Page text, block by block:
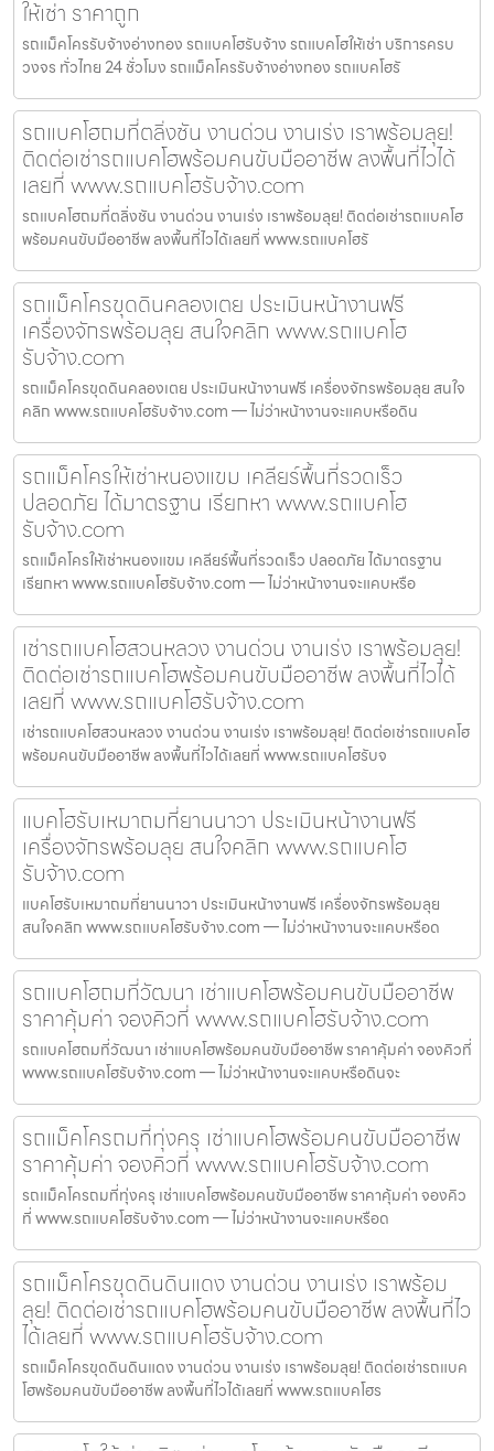
ให้เช่า ราคาถูก
รถแม็คโครรับจ้างอ่างทอง รถแบคโฮรับจ้าง รถแบคโฮให้เช่า บริการครบ
วงจร ทั่วไทย 24 ชั่วโมง รถแม็คโครรับจ้างอ่างทอง รถแบคโฮรั
รถแบคโฮถมที่ตลิ่งชัน งานด่วน งานเร่ง เราพร้อมลุย!
ติดต่อเช่ารถแบคโฮพร้อมคนขับมืออาชีพ ลงพื้นที่ไวได้
เลยที่ www.รถแบคโฮรับจ้าง.com
รถแบคโฮถมที่ตลิ่งชัน งานด่วน งานเร่ง เราพร้อมลุย! ติดต่อเช่ารถแบคโฮ
พร้อมคนขับมืออาชีพ ลงพื้นที่ไวได้เลยที่ www.รถแบคโฮรั
รถแม็คโครขุดดินคลองเตย ประเมินหน้างานฟรี
เครื่องจักรพร้อมลุย สนใจคลิก www.รถแบคโฮ
รับจ้าง.com
รถแม็คโครขุดดินคลองเตย ประเมินหน้างานฟรี เครื่องจักรพร้อมลุย สนใจ
คลิก www.รถแบคโฮรับจ้าง.com — ไม่ว่าหน้างานจะแคบหรือดิน
รถแม็คโครให้เช่าหนองแขม เคลียร์พื้นที่รวดเร็ว
ปลอดภัย ได้มาตรฐาน เรียกหา www.รถแบคโฮ
รับจ้าง.com
รถแม็คโครให้เช่าหนองแขม เคลียร์พื้นที่รวดเร็ว ปลอดภัย ได้มาตรฐาน
เรียกหา www.รถแบคโฮรับจ้าง.com — ไม่ว่าหน้างานจะแคบหรือ
เช่ารถแบคโฮสวนหลวง งานด่วน งานเร่ง เราพร้อมลุย!
ติดต่อเช่ารถแบคโฮพร้อมคนขับมืออาชีพ ลงพื้นที่ไวได้
เลยที่ www.รถแบคโฮรับจ้าง.com
เช่ารถแบคโฮสวนหลวง งานด่วน งานเร่ง เราพร้อมลุย! ติดต่อเช่ารถแบคโฮ
พร้อมคนขับมืออาชีพ ลงพื้นที่ไวได้เลยที่ www.รถแบคโฮรับจ
แบคโฮรับเหมาถมที่ยานนาวา ประเมินหน้างานฟรี
เครื่องจักรพร้อมลุย สนใจคลิก www.รถแบคโฮ
รับจ้าง.com
แบคโฮรับเหมาถมที่ยานนาวา ประเมินหน้างานฟรี เครื่องจักรพร้อมลุย
สนใจคลิก www.รถแบคโฮรับจ้าง.com — ไม่ว่าหน้างานจะแคบหรือด
รถแบคโฮถมที่วัฒนา เช่าแบคโฮพร้อมคนขับมืออาชีพ
ราคาคุ้มค่า จองคิวที่ www.รถแบคโฮรับจ้าง.com
รถแบคโฮถมที่วัฒนา เช่าแบคโฮพร้อมคนขับมืออาชีพ ราคาคุ้มค่า จองคิวที่
www.รถแบคโฮรับจ้าง.com — ไม่ว่าหน้างานจะแคบหรือดินจะ
รถแม็คโครถมที่ทุ่งครุ เช่าแบคโฮพร้อมคนขับมืออาชีพ
ราคาคุ้มค่า จองคิวที่ www.รถแบคโฮรับจ้าง.com
รถแม็คโครถมที่ทุ่งครุ เช่าแบคโฮพร้อมคนขับมืออาชีพ ราคาคุ้มค่า จองคิว
ที่ www.รถแบคโฮรับจ้าง.com — ไม่ว่าหน้างานจะแคบหรือด
รถแม็คโครขุดดินดินแดง งานด่วน งานเร่ง เราพร้อม
ลุย! ติดต่อเช่ารถแบคโฮพร้อมคนขับมืออาชีพ ลงพื้นที่ไว
ได้เลยที่ www.รถแบคโฮรับจ้าง.com
รถแม็คโครขุดดินดินแดง งานด่วน งานเร่ง เราพร้อมลุย! ติดต่อเช่ารถแบค
โฮพร้อมคนขับมืออาชีพ ลงพื้นที่ไวได้เลยที่ www.รถแบคโฮร